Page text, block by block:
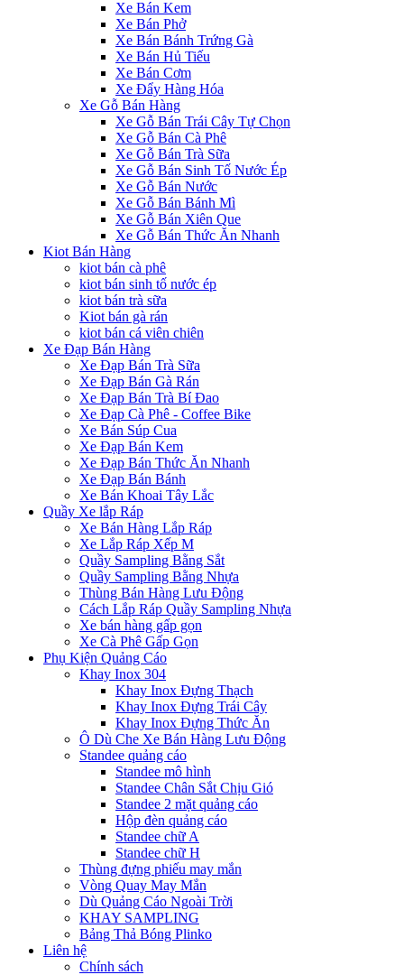
Xe Bán Kem
Xe Bán Phở
Xe Bán Bánh Trứng Gà
Xe Bán Hủ Tiếu
Xe Bán Cơm
Xe Đẩy Hàng Hóa
Xe Gỗ Bán Hàng
Xe Gỗ Bán Trái Cây Tự Chọn
Xe Gỗ Bán Cà Phê
Xe Gỗ Bán Trà Sữa
Xe Gỗ Bán Sinh Tố Nước Ép
Xe Gỗ Bán Nước
Xe Gỗ Bán Bánh Mì
Xe Gỗ Bán Xiên Que
Xe Gỗ Bán Thức Ăn Nhanh
Kiot Bán Hàng
kiot bán cà phê
kiot bán sinh tố nước ép
kiot bán trà sữa
Kiot bán gà rán
kiot bán cá viên chiên
Xe Đạp Bán Hàng
Xe Đạp Bán Trà Sữa
Xe Đạp Bán Gà Rán
Xe Đạp Bán Trà Bí Đao
Xe Đạp Cà Phê - Coffee Bike
Xe Bán Súp Cua
Xe Đạp Bán Kem
Xe Đạp Bán Thức Ăn Nhanh
Xe Đạp Bán Bánh
Xe Bán Khoai Tây Lắc
Quầy Xe lắp Ráp
Xe Bán Hàng Lắp Ráp
Xe Lắp Ráp Xếp M
Quầy Sampling Bằng Sắt
Quầy Sampling Bằng Nhựa
Thùng Bán Hàng Lưu Động
Cách Lắp Ráp Quầy Sampling Nhựa
Xe bán hàng gấp gọn
Xe Cà Phê Gấp Gọn
Phụ Kiện Quảng Cáo
Khay Inox 304
Khay Inox Đựng Thạch
Khay Inox Đựng Trái Cây
Khay Inox Đựng Thức Ăn
Ô Dù Che Xe Bán Hàng Lưu Động
Standee quảng cáo
Standee mô hình
Standee Chân Sắt Chịu Gió
Standee 2 mặt quảng cáo
Hộp đèn quảng cáo
Standee chữ A
Standee chữ H
Thùng đựng phiếu may mắn
Vòng Quay May Mắn
Dù Quảng Cáo Ngoài Trời
KHAY SAMPLING
Bảng Thả Bóng Plinko
Liên hệ
Chính sách